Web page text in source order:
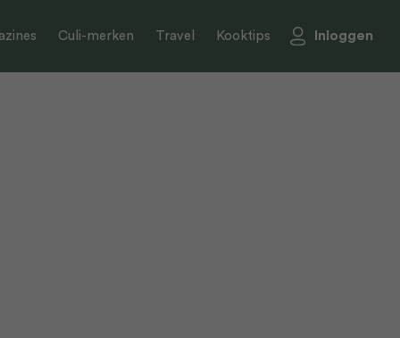
Culi-merken Travel Kooktips Inloggen